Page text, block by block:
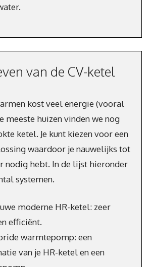
van de CV-ketel
kost veel energie (vooral
meeste huizen vinden we nog
ketel. Je kunt kiezen voor een
waardoor je nauwelijks tot
nodig hebt. In de lijst hieronder
systemen.
moderne HR-ketel: zeer
efficiënt.
warmtepomp: een
van je HR-ketel en een